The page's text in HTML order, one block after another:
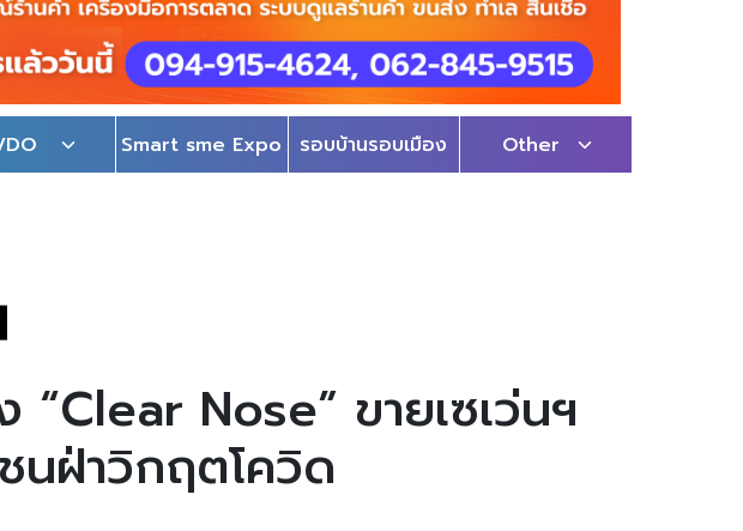
Smart sme Expo รอบบ้านรอบเมือง Other
“Clear Nose” ขายเซเว่นฯ
นฝ่าวิกฤตโควิด